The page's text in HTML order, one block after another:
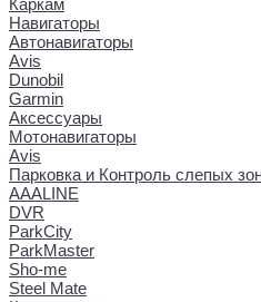
Навигаторы
Автонавигаторы
Avis
Dunobil
Garmin
Аксессуары
Мотонавигаторы
Avis
Парковка и Контроль слепых
AAALINE
DVR
ParkCity
ParkMaster
Sho-me
Steel Mate